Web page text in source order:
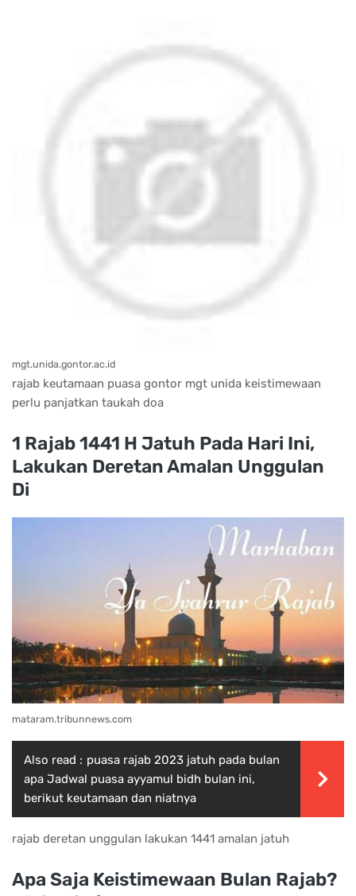
mgt.unida.gontor.ac.id
rajab keutamaan puasa gontor mgt unida keistimewaan
perlu panjatkan taukah doa
1 Rajab 1441 H Jatuh Pada Hari Ini,
Lakukan Deretan Amalan Unggulan
Di
mataram.tribunnews.com
Also read : puasa rajab 2023 jatuh pada bulan
apa Jadwal puasa ayyamul bidh bulan ini,
berikut keutamaan dan niatnya
rajab deretan unggulan lakukan 1441 amalan jatuh
Apa Saja Keistimewaan Bulan Rajab?